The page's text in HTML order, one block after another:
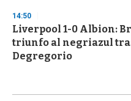
14:50
Liverpool 1-0 Albion:
triunfo al negriazul
Degregorio